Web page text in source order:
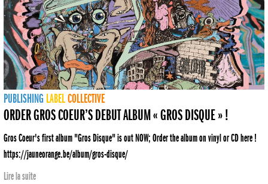
PUBLISHING LABELCOLLECTIVE
ORDER GROS COEUR’S DEBUT ALBUM « GROS DISQUE » !
Gros Coeur's first album "Gros Disque" is out NOW; Order the album on vinyl or CD here !
https://jauneorange.be/album/gros-disque/
Lire la suite